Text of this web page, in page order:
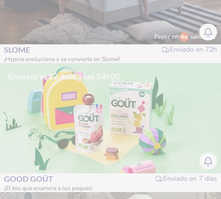
SLOME Enviado en 72h
¡Hypnia evoluciona y se convierte en Slome!
Empieza el 12 août a las 04h00
GOOD GOÛT Enviado en 7 días
¡El bio que enamora a los peques!